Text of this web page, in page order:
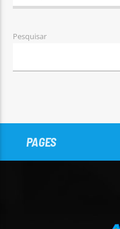
Pesquisar
PAGES